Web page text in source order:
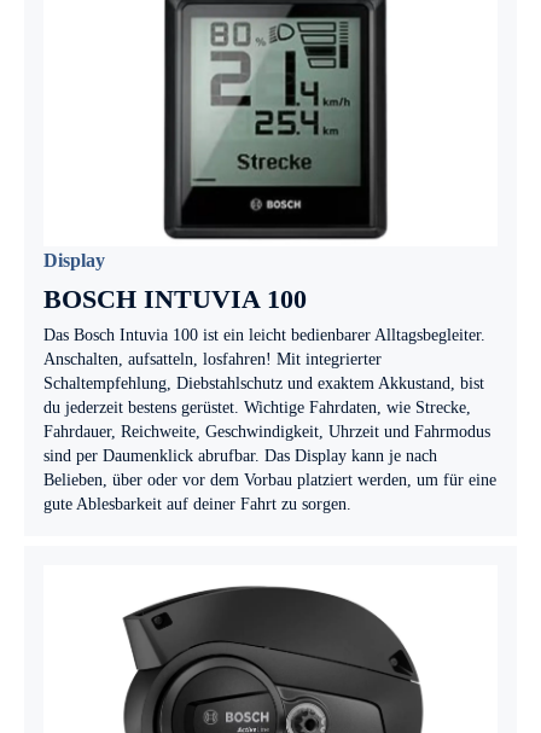
Display
BOSCH INTUVIA 100
Das Bosch Intuvia 100 ist ein leicht bedienbarer Alltagsbegleiter.
Anschalten, aufsatteln, losfahren! Mit integrierter
Schaltempfehlung, Diebstahlschutz und exaktem Akkustand, bist
du jederzeit bestens gerüstet. Wichtige Fahrdaten, wie Strecke,
Fahrdauer, Reichweite, Geschwindigkeit, Uhrzeit und Fahrmodus
sind per Daumenklick abrufbar. Das Display kann je nach
Belieben, über oder vor dem Vorbau platziert werden, um für eine
gute Ablesbarkeit auf deiner Fahrt zu sorgen.